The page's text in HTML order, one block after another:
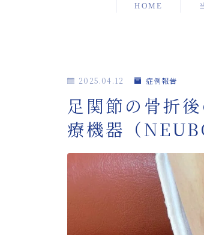
HOME
2025.04.12 症例報告
足関節の骨折
療機器（